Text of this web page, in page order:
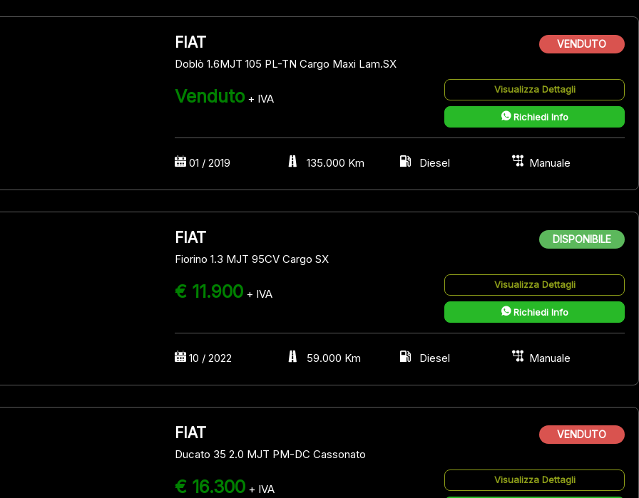
FIAT
Doblò 1.6MJT 105 PL-TN Cargo Maxi Lam.SX
VENDUTO
Venduto + IVA
Visualizza Dettagli
Richiedi Info
01 / 2019 135.000 Km Diesel Manuale
FIAT
Fiorino 1.3 MJT 95CV Cargo SX
DISPONIBILE
€ 11.900 + IVA
Visualizza Dettagli
Richiedi Info
10 / 2022 59.000 Km Diesel Manuale
FIAT
Ducato 35 2.0 MJT PM-DC Cassonato
VENDUTO
€ 16.300 + IVA
Visualizza Dettagli